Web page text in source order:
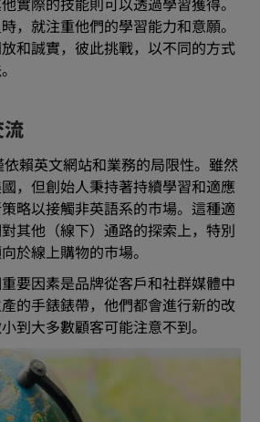
實際的技能則可以透過學習獲得。
，就注重他們的學習能力和意願。
和誠實，彼此挑戰，以不同的方式
流
依賴英文網站和業務的局限性。雖然
，但創始人秉持著持續學習和適應
略以接觸非英語系的市場。這種適
其他（線下）通路的探索上，特別
於線上購物的市場。
要因素是品牌從客戶和社群媒體中
的手錶錶帶，他們都會進行新的改
到大多數顧客可能注意不到。